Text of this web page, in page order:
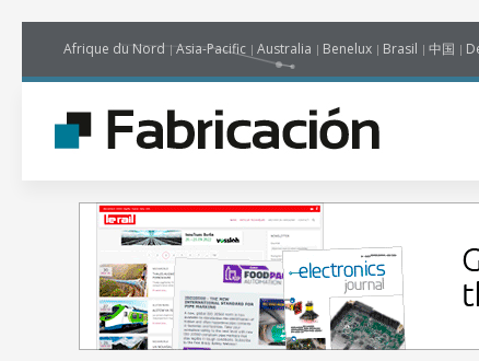
Afrique du Nord Asia-Pacific Australia Benelux Brasil 中国